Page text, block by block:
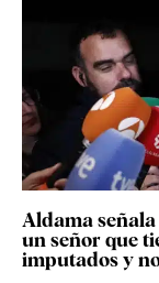
Aldama
un señor que
imputados y